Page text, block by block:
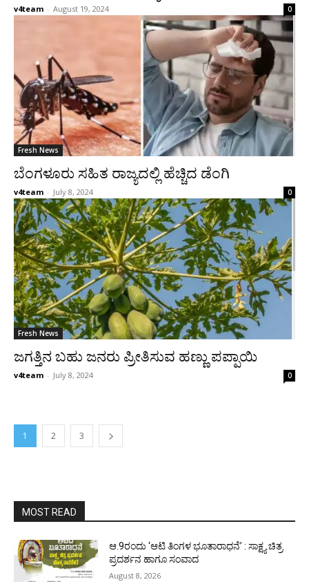
v4team - August 19, 2024 0
Fresh News
ಬೆಂಗಳೂರು ಸಹಿತ ರಾಜ್ಯದಲ್ಲಿ ಹೆಚ್ಚಿದ ಡೆಂಗಿ
v4team - July 8, 2024 0
Fresh News
ಜಗತ್ತಿನ ಬಹು ಜನರು ಪ್ರೀತಿಸುವ ಹಣ್ಣು ಪಪ್ಪಾಯಿ
v4team - July 8, 2024 0
1 2 3
MOST READ
ಆ.9ರಂದು ‘ಆಟಿ ತಿಂಗಳ ಭೂತಾರಾಧನೆ’ : ಸಾಕ್ಷ್ಯ ಚಿತ್ರ
ಪ್ರದರ್ಶನ ಹಾಗೂ ಸಂವಾದ
August 8, 2026